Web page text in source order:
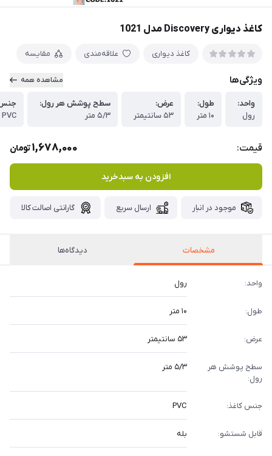
کاغذ دیواری Discovery مدل 1021
کاغذ دیواری علاقه‌مندی مقایسه
ویژگی‌ها مشاهده همه
واحد:
رول
طول:
۱۰ متر
عرض:
۵۳ سانتیمتر
سطح پوشش هر رول:
۵/۳ متر
جنس
PVC
قیمت: 1,678,000تومان
افزودن به سبدخرید
موجود در انبار ارسال سریع گارانتی اصالت کالا
مشخصات دیدگاه‌ها
واحد: رول
طول: ۱۰ متر
عرض: ۵۳ سانتیمتر
سطح پوشش هر
رول:
۵/۳ متر
جنس کاغذ: PVC
قابل شستشو: بله